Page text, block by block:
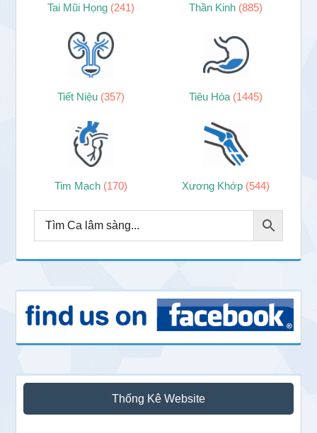
Tai Mũi Họng (241) Thần Kinh (885)
Tiết Niệu (357) Tiêu Hóa (1445)
Tim Mạch (170) Xương Khớp (544)
Thống Kê Website